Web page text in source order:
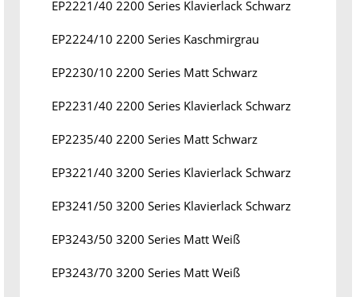
EP2221/40 2200 Series Klavierlack Schwarz
EP2224/10 2200 Series Kaschmirgrau
EP2230/10 2200 Series Matt Schwarz
EP2231/40 2200 Series Klavierlack Schwarz
EP2235/40 2200 Series Matt Schwarz
EP3221/40 3200 Series Klavierlack Schwarz
EP3241/50 3200 Series Klavierlack Schwarz
EP3243/50 3200 Series Matt Weiß
EP3243/70 3200 Series Matt Weiß